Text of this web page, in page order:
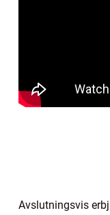
Avslutningsvis